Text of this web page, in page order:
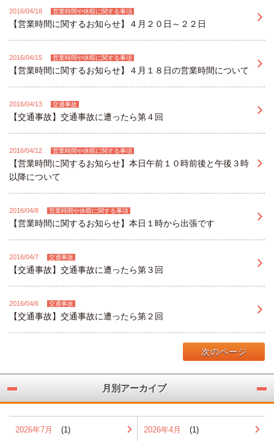
2016/04/18 営業時間や休暇に関する事項
【営業時間に関するお知らせ】４月２０日～２２日
2016/04/15 営業時間や休暇に関する事項
【営業時間に関するお知らせ】４月１８日の営業時間について
2016/04/13 交通事故
【交通事故】交通事故に遭ったら第４回
2016/04/12 営業時間や休暇に関する事項
【営業時間に関するお知らせ】本日午前１０時前後と午後３時
以降について
2016/04/8 営業時間や休暇に関する事項
【営業時間に関するお知らせ】本日１時から出張です
2016/04/7 交通事故
【交通事故】交通事故に遭ったら第３回
2016/04/6 交通事故
【交通事故】交通事故に遭ったら第２回
次のページ
月別アーカイブ
2026年7月 (1) 2026年4月 (1)